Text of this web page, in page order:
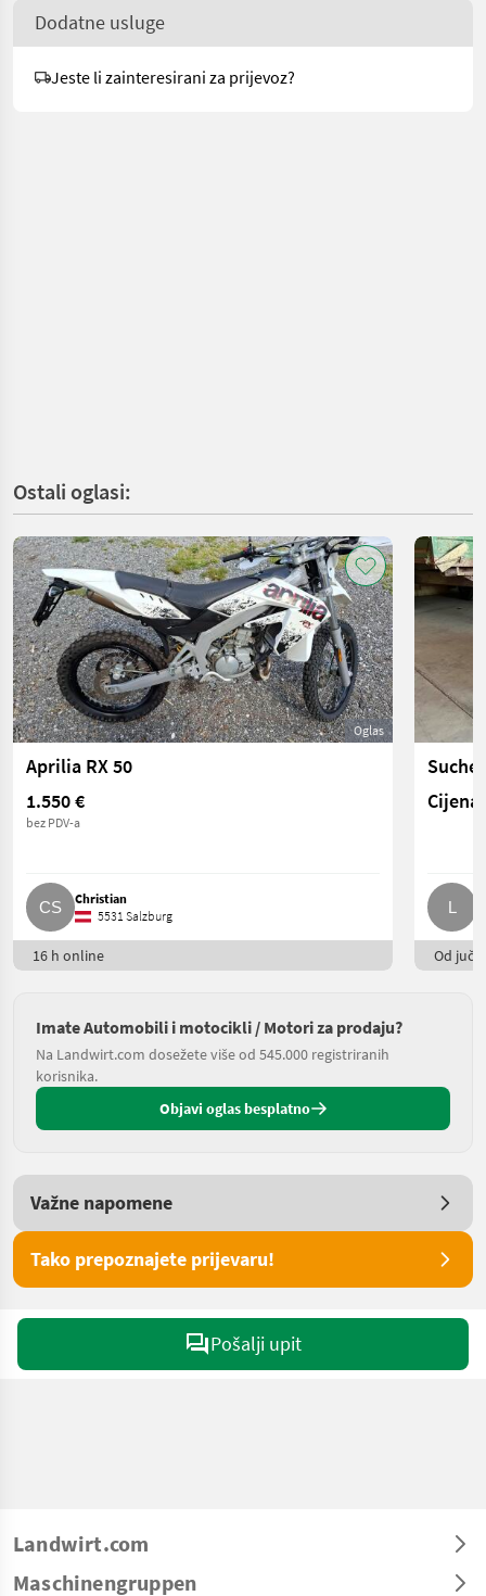
Dodatne usluge
Jeste li zainteresirani za prijevoz?
Ostali oglasi:
Oglas
Aprilia RX 50
1.550 €
bez PDV-a
Christian
5531 Salzburg
16 h online
Suche
Od jučer
Imate Automobili i motocikli / Motori za prodaju?
Na Landwirt.com dosežete više od 545.000 registriranih
korisnika.
Objavi oglas besplatno
Važne napomene
Tako prepoznajete prijevaru!
Pošalji upit
Landwirt.com
Maschinengruppen